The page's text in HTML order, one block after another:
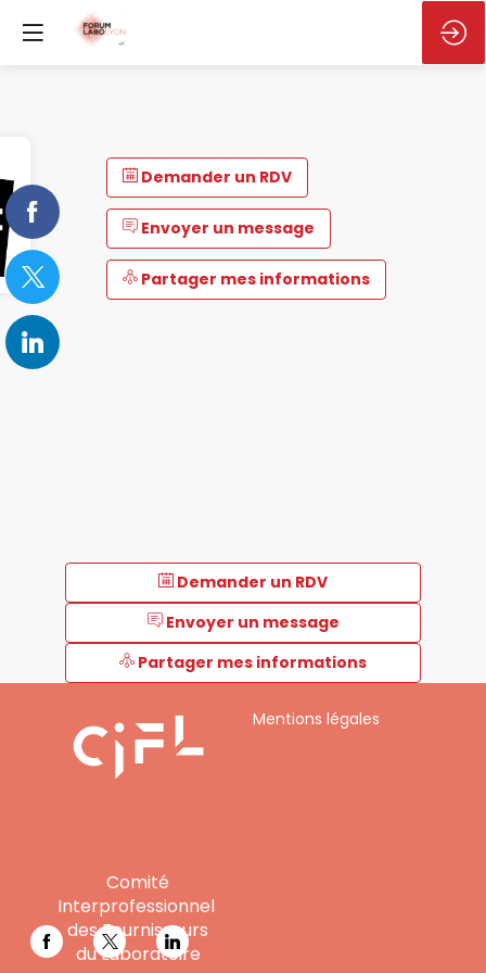
Demander un RDV
Envoyer un message
Partager mes informations
Demander un RDV
Envoyer un message
Partager mes informations
Comité
Interprofessionnel
des Fournisseurs
du Laboratoire
Mentions légales